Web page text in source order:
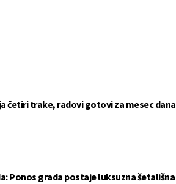
četiri trake, radovi gotovi za mesec dana
Ponos grada postaje luksuzna šetališna